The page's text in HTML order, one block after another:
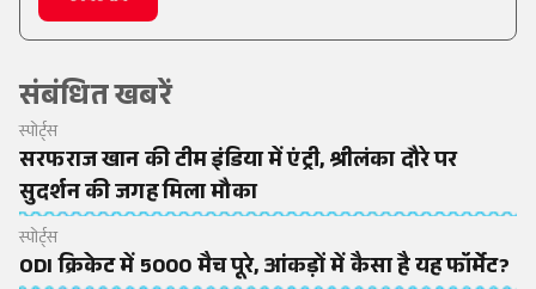
संबंधित खबरें
स्पोर्ट्स
सरफराज खान की टीम इंडिया में एंट्री, श्रीलंका दौरे पर
सुदर्शन की जगह मिला मौका
स्पोर्ट्स
ODI क्रिकेट में 5000 मैच पूरे, आंकड़ों में कैसा है यह फॉर्मेट?